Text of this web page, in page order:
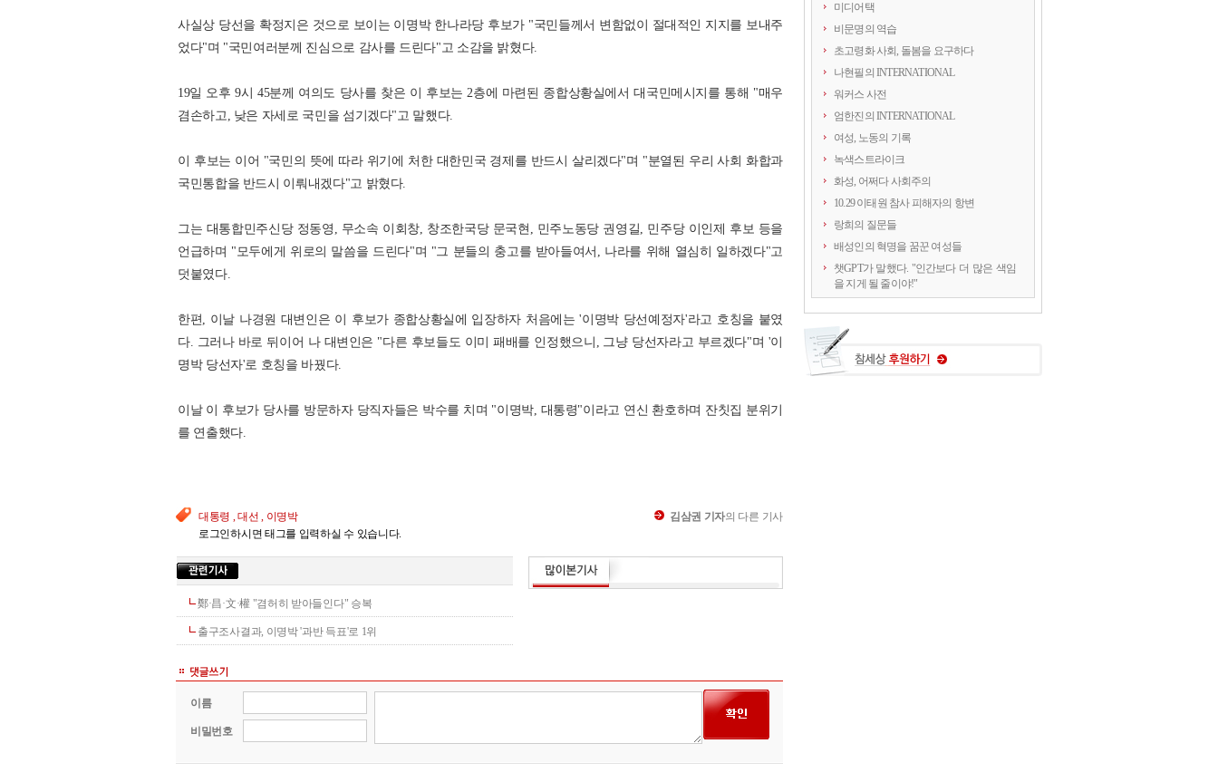
사실상 당선을 확정지은 것으로 보이는 이명박 한나라당 후보가 "국민들께서 변함없이 절대적인 지지를 보내주
었다"며 "국민여러분께 진심으로 감사를 드린다"고 소감을 밝혔다.
19일 오후 9시 45분께 여의도 당사를 찾은 이 후보는 2층에 마련된 종합상황실에서 대국민메시지를 통해 "매우
겸손하고, 낮은 자세로 국민을 섬기겠다"고 말했다.
이 후보는 이어 "국민의 뜻에 따라 위기에 처한 대한민국 경제를 반드시 살리겠다"며 "분열된 우리 사회 화합과
국민통합을 반드시 이뤄내겠다"고 밝혔다.
그는 대통합민주신당 정동영, 무소속 이회창, 창조한국당 문국현, 민주노동당 권영길, 민주당 이인제 후보 등을
언급하며 "모두에게 위로의 말씀을 드린다"며 "그 분들의 충고를 받아들여서, 나라를 위해 열심히 일하겠다"고
덧붙였다.
한편, 이날 나경원 대변인은 이 후보가 종합상황실에 입장하자 처음에는 '이명박 당선예정자'라고 호칭을 붙였
다. 그러나 바로 뒤이어 나 대변인은 "다른 후보들도 이미 패배를 인정했으니, 그냥 당선자라고 부르겠다"며 '이
명박 당선자'로 호칭을 바꿨다.
이날 이 후보가 당사를 방문하자 당직자들은 박수를 치며 "이명박, 대통령"이라고 연신 환호하며 잔칫집 분위기
를 연출했다.
대통령 , 대선 , 이명박
로그인하시면 태그를 입력하실 수 있습니다.
김삼권 기자의 다른 기사
鄭·昌·文·權 "겸허히 받아들인다" 승복
출구조사결과, 이명박 '과반 득표'로 1위
이름
비밀번호
미디어택
비문명의 역습
초고령화 사회, 돌봄을 요구하다
나현필의 INTERNATIONAL
워커스 사전
엄한진의 INTERNATIONAL
여성, 노동의 기록
녹색스트라이크
화성, 어쩌다 사회주의
10.29 이태원 참사 피해자의 항변
랑희의 질문들
배성인의 혁명을 꿈꾼 여성들
챗GPT가 말했다. "인간보다 더 많은 색임
을 지게 될 줄이야!"
약속의 8회, 위기를 돌려세우는 녹색 스트
라이크
양지로 떠오른 국정원, 이적異的 행위의